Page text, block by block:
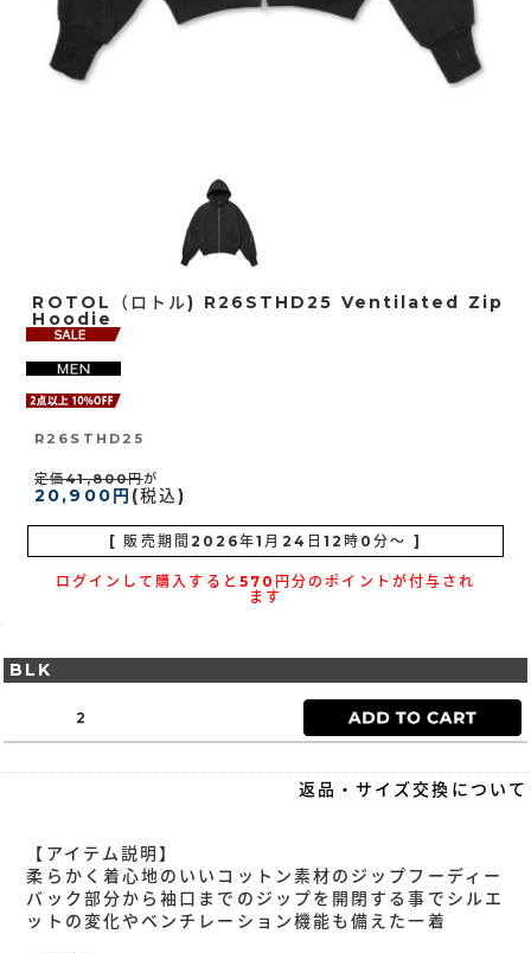
ROTOL（ロトル) R26STHD25 Ventilated Zip
Hoodie
R26STHD25
定価41,800円が
20,900円 (税込)
ログインして購入すると570円分のポイントが付与され
ます
[ 販売期間 2026年1月24日12時0分～ ]
BLK
2
返品・サイズ交換について
【アイテム説明】
柔らかく着心地のいいコットン素材のジップフーディー
バック部分から袖口までのジップを開閉する事でシルエ
ットの変化やベンチレーション機能も備えた一着